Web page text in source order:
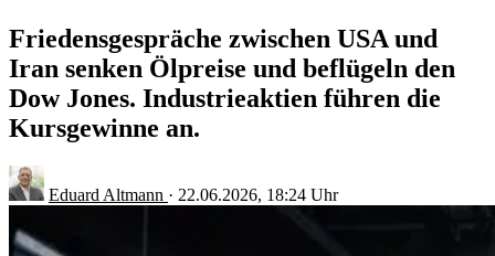
Friedensgespräche zwischen USA und
Iran senken Ölpreise und beflügeln den
Dow Jones. Industrieaktien führen die
Kursgewinne an.
Eduard Altmann · 22.06.2026, 18:24 Uhr